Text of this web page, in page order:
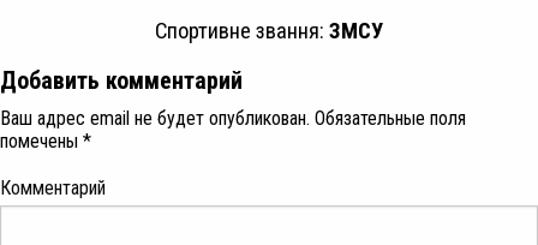
Спортивне звання: ЗМСУ
Добавить комментарий
Ваш адрес email не будет опубликован. Обязательные поля
помечены *
Комментарий